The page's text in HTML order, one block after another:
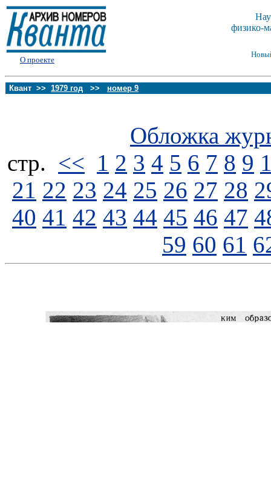
О проекте
физико-
Квант >> 1979 год >> номер 9
Обложка
стp. << 1 2 3 4 5 6 7 8 9
21 22 23 24 25 26 27 28
40 41 42 43 44 45 46 47
59 60 61